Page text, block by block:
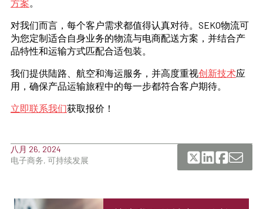
方案
对我们而言，每个客户需求都值得认真对待。SEKO物流可
为您定制适合自身业务的物流与电商配送方案，并结合产
品特性和运输方式匹配合适包装。
我们提供陆路、航空和海运服务，并高度重视创新技术应
用，确保产品运输旅程中的每一步都符合客户期待。
立即联系我们获取报价！
八月 26, 2024
电子商务, 可持续发展